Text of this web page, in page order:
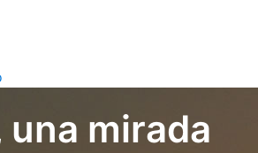
una mirada